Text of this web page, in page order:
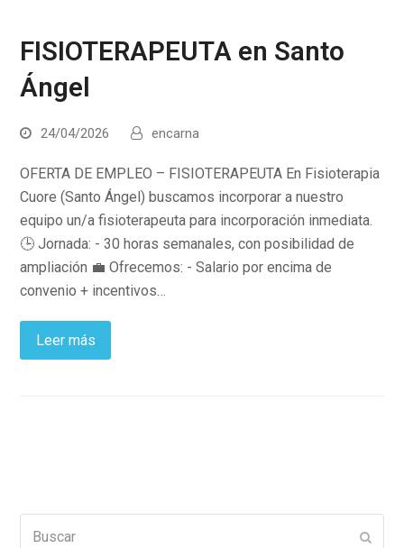
FISIOTERAPEUTA en Santo
Ángel
24/04/2026 encarna
OFERTA DE EMPLEO – FISIOTERAPEUTA En Fisioterapia
Cuore (Santo Ángel) buscamos incorporar a nuestro
equipo un/a fisioterapeuta para incorporación inmediata.
🕒 Jornada: - 30 horas semanales, con posibilidad de
ampliación 💼 Ofrecemos: - Salario por encima de
convenio + incentivos…
Leer más